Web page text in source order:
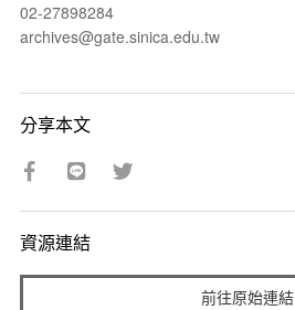
02-27898284
archives@gate.sinica.edu.tw
分享本文
資源連結
前往原始連結